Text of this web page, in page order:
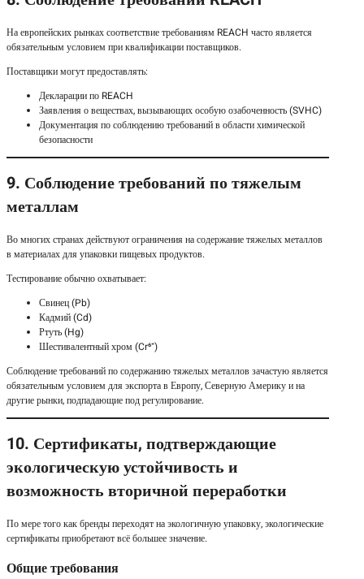
На европейских рынках соответствие требованиям REACH часто является
обязательным условием при квалификации поставщиков.
Поставщики могут предоставлять:
Декларации по REACH
Заявления о веществах, вызывающих особую озабоченность (SVHC)
Документация по соблюдению требований в области химической
безопасности
9. Соблюдение требований по тяжелым
металлам
Во многих странах действуют ограничения на содержание тяжелых металлов
в материалах для упаковки пищевых продуктов.
Тестирование обычно охватывает:
Свинец (Pb)
Кадмий (Cd)
Ртуть (Hg)
Шестивалентный хром (Cr⁶⁺)
Соблюдение требований по содержанию тяжелых металлов зачастую является
обязательным условием для экспорта в Европу, Северную Америку и на
другие рынки, подпадающие под регулирование.
10. Сертификаты, подтверждающие
экологическую устойчивость и
возможность вторичной переработки
По мере того как бренды переходят на экологичную упаковку, экологические
сертификаты приобретают всё большее значение.
Общие требования